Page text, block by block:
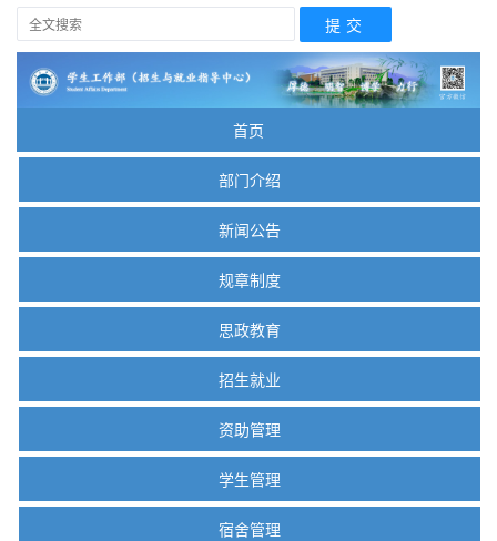
首页
部门介绍
新闻公告
规章制度
思政教育
招生就业
资助管理
学生管理
宿舍管理